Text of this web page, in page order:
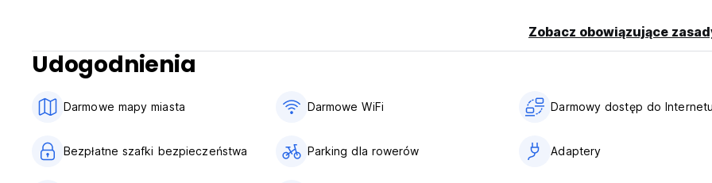
Osoby niebędące gośćmi również nie mogą przebywać na terenie obiektu, z wyjątkiem baru i do godziny 19:00.
Na terenie obiektu mamy kota Pequi, więc nie możemy mieć żadnych innych zwierząt, bardzo byśmy chcieli, ale Pequi jest
królem, a my jesteśmy tylko jego poddanymi. (Auto-translated from original language)
Zobacz obowiązujące
Udogodnienia
Darmowe mapy miasta Darmowe WiFi Darmowy dostęp do Internetu
Bezpłatne szafki bezpieczeństwa Parking dla rowerów Adaptery